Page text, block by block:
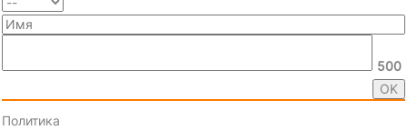
500
Политика